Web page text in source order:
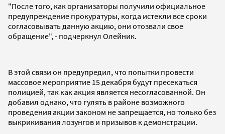
"После того, как организаторы получили официальное
предупреждение прокуратуры, когда истекли все сроки
согласовывать данную акцию, они отозвали свое
обращение", - подчеркнул Олейник.
В этой связи он предупредил, что попытки провести
массовое мероприятие 15 декабря будут пресекаться
полицией, так как акция является несогласованной. Он
добавил однако, что гулять в районе возможного
проведения акции законом не запрещается, но только без
выкрикивания лозунгов и призывов к демонстрации.